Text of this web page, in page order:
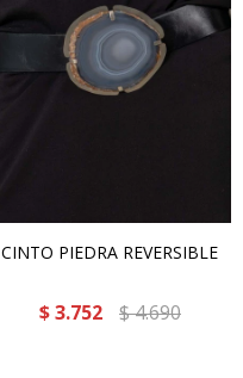
CINTO PIEDRA REVERSIBLE
$ 3.752 $4.690